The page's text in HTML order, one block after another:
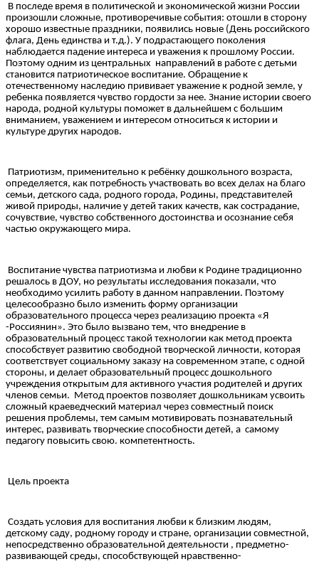
В последе время в политической и экономической жизни России
произошли сложные, противоречивые события: отошли в сторону
хорошо известные праздники, появились новые (День российского
флага, День единства и т.д.). У подрастающего поколения
наблюдается падение интереса и уважения к прошлому России.
Поэтому одним из центральных направлений в работе с детьми
становится патриотическое воспитание. Обращение к
отечественному наследию прививает уважение к родной земле, у
ребенка появляется чувство гордости за нее. Знание истории своего
народа, родной культуры поможет в дальнейшем с большим
вниманием, уважением и интересом относиться к истории и
культуре других народов.
Патриотизм, применительно к ребёнку дошкольного возраста,
определяется, как потребность участвовать во всех делах на благо
семьи, детского сада, родного города, Родины, представителей
живой природы, наличие у детей таких качеств, как сострадание,
сочувствие, чувство собственного достоинства и осознание себя
частью окружающего мира.
Воспитание чувства патриотизма и любви к Родине традиционно
решалось в ДОУ, но результаты исследования показали, что
необходимо усилить работу в данном направлении. Поэтому
целесообразно было изменить форму организации
образовательного процесса через реализацию проекта «Я
-Россиянин». Это было вызвано тем, что внедрение в
образовательный процесс такой технологии как метод проекта
способствует развитию свободной творческой личности, которая
соответствует социальному заказу на современном этапе, с одной
стороны, и делает образовательный процесс дошкольного
учреждения открытым для активного участия родителей и других
членов семьи. Метод проектов позволяет дошкольникам усвоить
сложный краеведческий материал через совместный поиск
решения проблемы, тем самым мотивировать познавательный
интерес, развивать творческие способности детей, а самому
педагогу повысить свою. компетентность.
Цель проекта
Создать условия для воспитания любви к близким людям,
детскому саду, родному городу и стране, организации совместной,
непосредственно образовательной деятельности , предметно-
развивающей среды, способствующей нравственно-